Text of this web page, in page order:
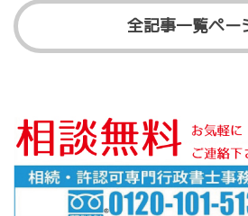
は喪主
任状
出来ま
うなものがあるでしょ
数名いる場合、遺産の
全記事一覧ペー